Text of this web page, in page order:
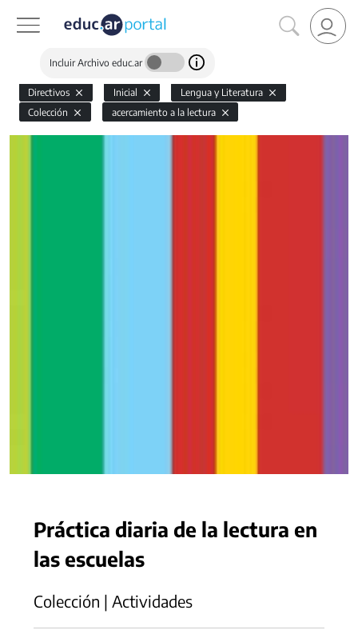
Incluir Archivo educ.ar
Directivos Inicial
Lengua y Literatura
Colección
acercamiento a la lectura
Práctica diaria de la lectura en
las escuelas
Colección | Actividades